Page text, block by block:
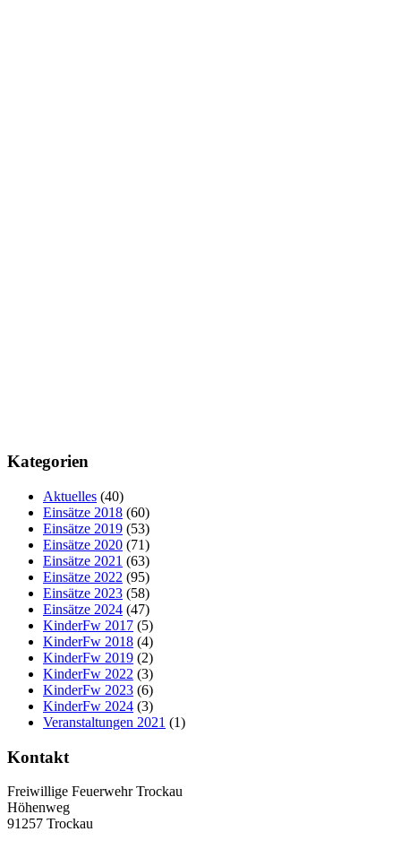
Kategorien
Aktuelles (40)
Einsätze 2018 (60)
Einsätze 2019 (53)
Einsätze 2020 (71)
Einsätze 2021 (63)
Einsätze 2022 (95)
Einsätze 2023 (58)
Einsätze 2024 (47)
KinderFw 2017 (5)
KinderFw 2018 (4)
KinderFw 2019 (2)
KinderFw 2022 (3)
KinderFw 2023 (6)
KinderFw 2024 (3)
Veranstaltungen 2021 (1)
Kontakt
Freiwillige Feuerwehr Trockau
Höhenweg
91257 Trockau